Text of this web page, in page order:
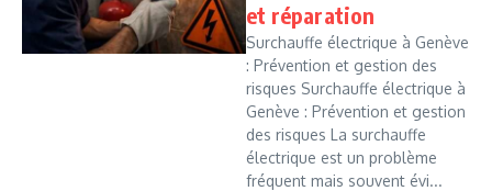
et réparation
Surchauffe électrique à Genève
: Prévention et gestion des
risques Surchauffe électrique à
Genève : Prévention et gestion
des risques La surchauffe
électrique est un problème
fréquent mais souvent évi...